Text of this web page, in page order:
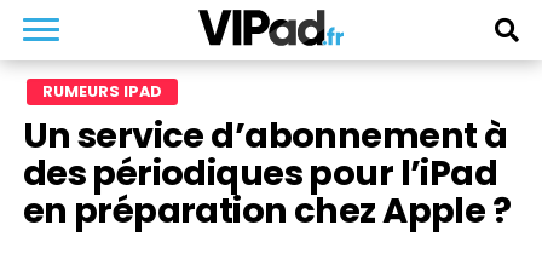
RUMEURS IPAD
Un service d’abonnement à
des périodiques pour l’iPad
en préparation chez Apple ?